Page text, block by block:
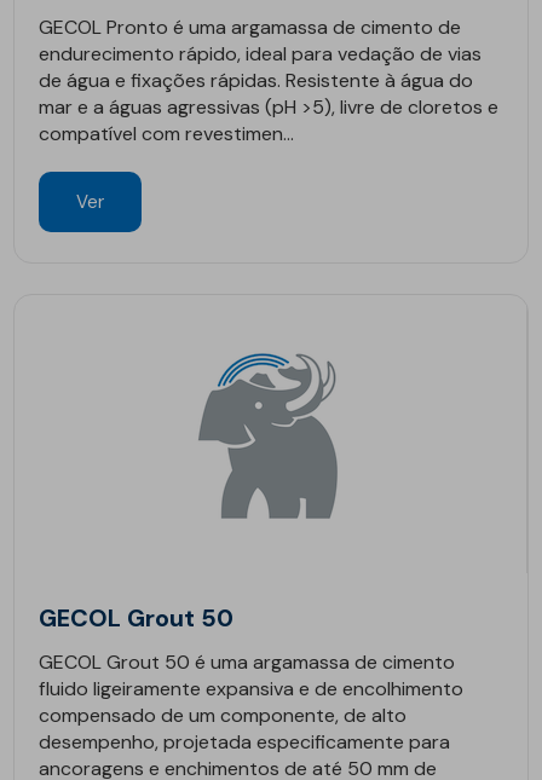
GECOL Pronto é uma argamassa de cimento de
endurecimento rápido, ideal para vedação de vias
de água e fixações rápidas. Resistente à água do
mar e a águas agressivas (pH >5), livre de cloretos e
compatível com revestimen...
Ver
GECOL Grout 50
GECOL Grout 50 é uma argamassa de cimento
fluido ligeiramente expansiva e de encolhimento
compensado de um componente, de alto
desempenho, projetada especificamente para
ancoragens e enchimentos de até 50 mm de